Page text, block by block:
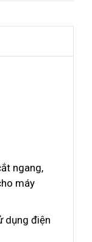
ngang,
máy
dụng điện